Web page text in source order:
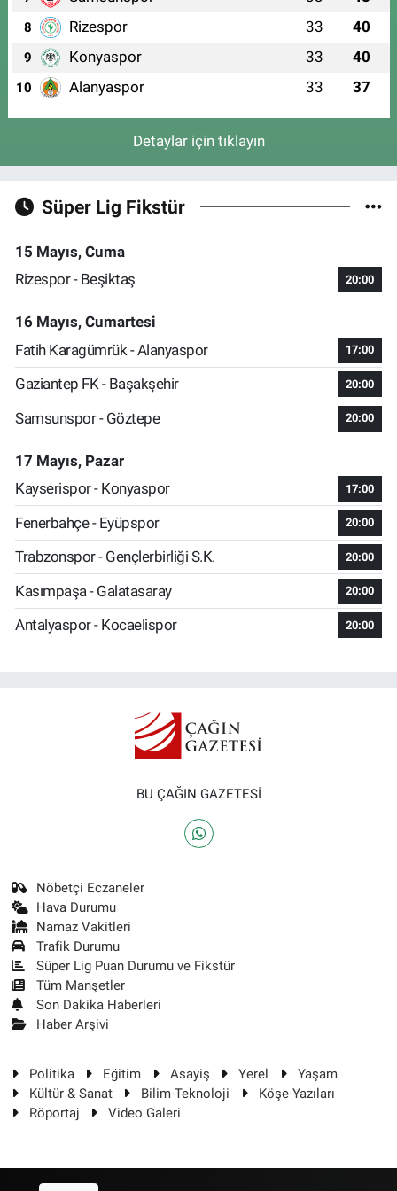
8 Rizespor 33 40
9 Konyaspor 33 40
10 Alanyaspor 33 37
Detaylar için tıklayın
Süper Lig Fikstür
15 Mayıs, Cuma
Rizespor - Beşiktaş
20:00
16 Mayıs, Cumartesi
Fatih Karagümrük - Alanyaspor
17:00
Gaziantep FK - Başakşehir 20:00
Samsunspor - Göztepe 20:00
17 Mayıs, Pazar
Kayserispor - Konyaspor
17:00
Fenerbahçe - Eyüpspor 20:00
Trabzonspor - Gençlerbirliği S.K. 20:00
Kasımpaşa - Galatasaray 20:00
Antalyaspor - Kocaelispor 20:00
BU ÇAĞIN GAZETESİ
Nöbetçi Eczaneler
Hava Durumu
Namaz Vakitleri
Trafik Durumu
Süper Lig Puan Durumu ve Fikstür
Tüm Manşetler
Son Dakika Haberleri
Haber Arşivi
Politika Eğitim Asayiş Yerel
Yaşam
Kültür & Sanat
Bilim-Teknoloji
Köşe Yazıları
Röportaj
Video Galeri